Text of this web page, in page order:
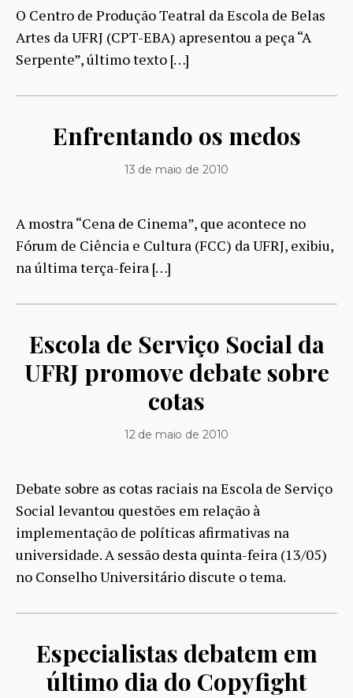
O Centro de Produção Teatral da Escola de Belas
Artes da UFRJ (CPT-EBA) apresentou a peça “A
Serpente”, último texto […]
Enfrentando os medos
13 de maio de 2010
A mostra “Cena de Cinema”, que acontece no
Fórum de Ciência e Cultura (FCC) da UFRJ, exibiu,
na última terça-feira […]
Escola de Serviço Social da
UFRJ promove debate sobre
cotas
12 de maio de 2010
Debate sobre as cotas raciais na Escola de Serviço
Social levantou questões em relação à
implementação de políticas afirmativas na
universidade. A sessão desta quinta-feira (13/05)
no Conselho Universitário discute o tema.
Especialistas debatem em
último dia do Copyfight